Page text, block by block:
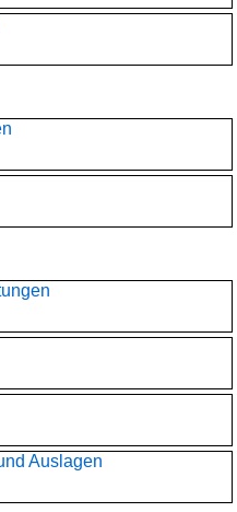
Auslagen